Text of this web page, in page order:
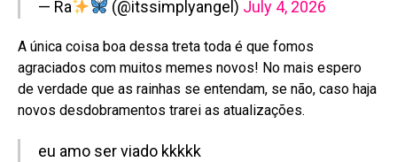
— Ra
(@itssimplyangel) July 4, 2026
A única coisa boa dessa treta toda é que fomos
agraciados com muitos memes novos! No mais espero
de verdade que as rainhas se entendam, se não, caso haja
novos desdobramentos trarei as atualizações.
eu amo ser viado kkkkk